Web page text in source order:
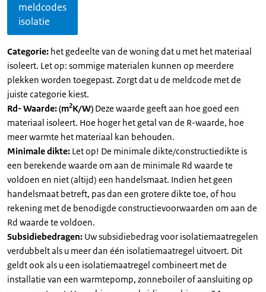
meldcodes
isolatie
Categorie: het gedeelte van de woning dat u met het materiaal
isoleert. Let op: sommige materialen kunnen op meerdere
plekken worden toegepast. Zorgt dat u de meldcode met de
juiste categorie kiest.
Rd- Waarde: (m2K/W) Deze waarde geeft aan hoe goed een
materiaal isoleert. Hoe hoger het getal van de R-waarde, hoe
meer warmte het materiaal kan behouden.
Minimale dikte: Let op! De minimale dikte/constructiedikte is
een berekende waarde om aan de minimale Rd waarde te
voldoen en niet (altijd) een handelsmaat. Indien het geen
handelsmaat betreft, pas dan een grotere dikte toe, of hou
rekening met de benodigde constructievoorwaarden om aan de
Rd waarde te voldoen.
Subsidiebedragen: Uw subsidiebedrag voor isolatiemaatregelen
verdubbelt als u meer dan één isolatiemaatregel uitvoert. Dit
geldt ook als u een isolatiemaatregel combineert met de
installatie van een warmtepomp, zonneboiler of aansluiting op